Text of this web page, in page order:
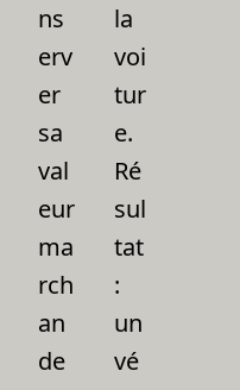
ns
erv
er
sa
val
eur
ma
rch
an
de
la
voi
tur
e.
Ré
sul
tat
:
un
vé